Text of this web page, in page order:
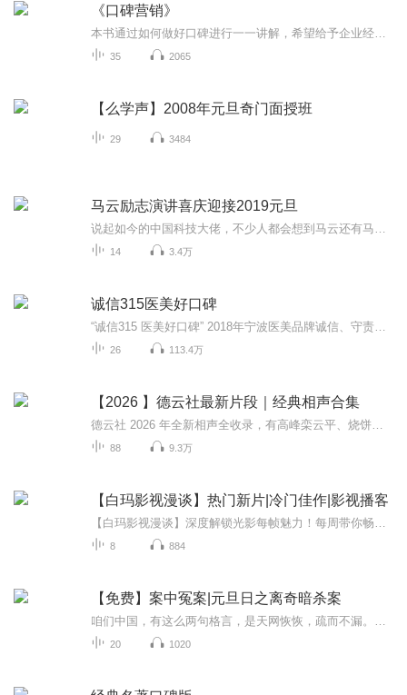
《口碑营销》
35 2065
【么学声】2008年元旦奇门面授班
29 3484
马云励志演讲喜庆迎接2019元旦
14 3.4万
诚信315医美好口碑
26 113.4万
【2026 】德云社最新片段｜经典相声合集
88 9.3万
【白玛影视漫谈】热门新片|冷门佳作|影视播客
8 884
【免费】案中冤案|元旦日之离奇暗杀案
20 1020